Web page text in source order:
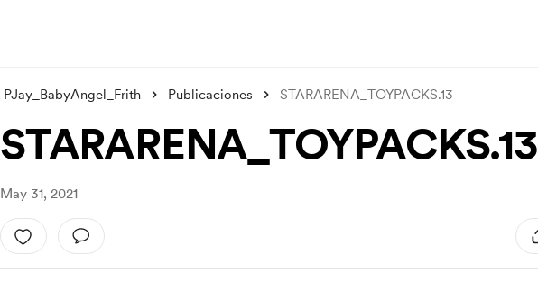
PJay_BabyAngel_Frith Publicaciones STARARENA_TOYPACKS.13
STARARENA_TOYPACKS.13
May 31, 2021